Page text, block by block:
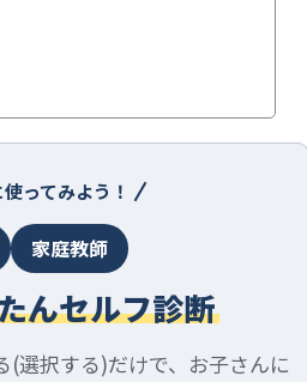
ってみよう！
家庭教師
んセルフ診断
(選択する)だけで、お子さんに